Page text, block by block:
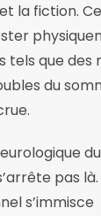
la fiction.
tels que des
du
du
pas là.
s’immisce